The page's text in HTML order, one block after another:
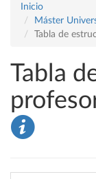
Inicio
Máster
Tabla de
Tabla